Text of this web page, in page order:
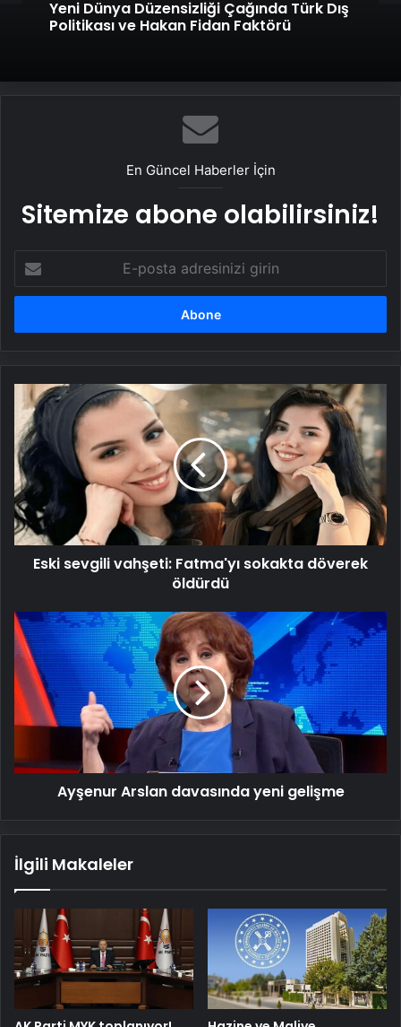
Takip Edilir?
En Güncel Haberler İçin
Sitemize abone olabilirsiniz!
posta
adresinizi
Eski
sevgili
vahşeti:
Fatma'yı
sokakta
döverek
öldürdü
Eski sevgili vahşeti: Fatma'yı sokakta döverek
öldürdü
Ayşenur
Arslan
davasında
yeni
gelişme
Ayşenur Arslan davasında yeni gelişme
İlgili Makaleler